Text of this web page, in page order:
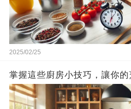
2025/02/25
掌握這些廚房小技巧，讓你